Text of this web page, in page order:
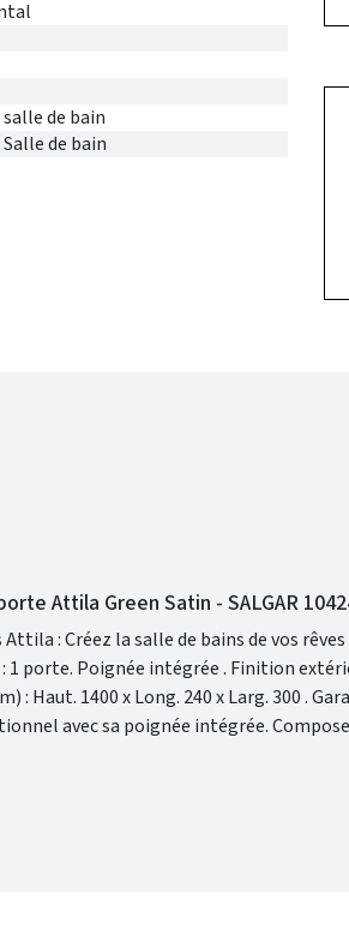
de bain
de bain
Attila Green Satin - SALGAR
salle de bains de vos rêves ! Colonne ATTILA GREEN
avec sa poignée intégrée.
finitions éclatantes.